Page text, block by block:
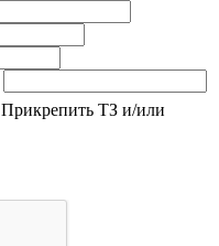
Прикрепить ТЗ и/или